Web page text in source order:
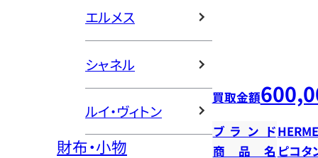
エルメス
シャネル
ルイ・ヴィトン
財布・小物
買取金額
ブランド
商品名 ピコタ